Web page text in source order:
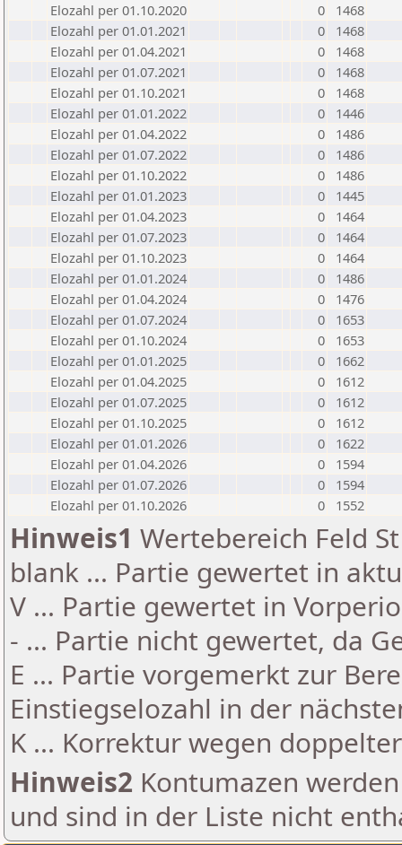
Elozahl per 01.10.2020
0
1468
Elozahl per 01.01.2021
0
1468
Elozahl per 01.04.2021
0
1468
Elozahl per 01.07.2021
0
1468
Elozahl per 01.10.2021
0
1468
Elozahl per 01.01.2022
0
1446
Elozahl per 01.04.2022
0
1486
Elozahl per 01.07.2022
0
1486
Elozahl per 01.10.2022
0
1486
Elozahl per 01.01.2023
0
1445
Elozahl per 01.04.2023
0
1464
Elozahl per 01.07.2023
0
1464
Elozahl per 01.10.2023
0
1464
Elozahl per 01.01.2024
0
1486
Elozahl per 01.04.2024
0
1476
Elozahl per 01.07.2024
0
1653
Elozahl per 01.10.2024
0
1653
Elozahl per 01.01.2025
0
1662
Elozahl per 01.04.2025
0
1612
Elozahl per 01.07.2025
0
1612
Elozahl per 01.10.2025
0
1612
Elozahl per 01.01.2026
0
1622
Elozahl per 01.04.2026
0
1594
Elozahl per 01.07.2026
0
1594
Elozahl per 01.10.2026
0 1552
Hinweis1 Wertebereich Feld
blank ... Partie gewertet in
V ... Partie gewertet in
- ... Partie nicht gewertet, da
E ... Partie vorgemerkt zur
Einstiegselozahl in der
K ... Korrektur wegen
Hinweis2 Kontumazen
und sind in der Liste nicht